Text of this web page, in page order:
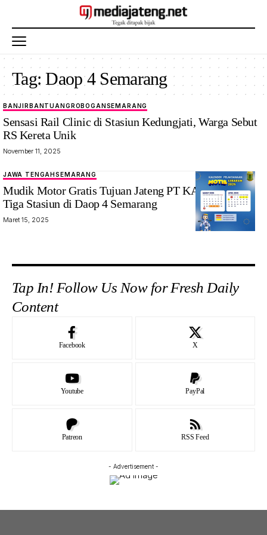
Tag:Daop 4 Semarang
BANJIRBANTUANGROBOGANSEMARANG
Sensasi Rail Clinic di Stasiun Kedungjati, Warga Sebut
RS Kereta Unik
November 11, 2025
JAWA TENGAHSEMARANG
Mudik Motor Gratis Tujuan Jateng PT KAI Siapkan
Tiga Stasiun di Daop 4 Semarang
Maret 15, 2025
Tap In! Follow Us Now for Fresh Daily
Content
Facebook X
Youtube PayPal
Patreon RSS Feed
- Advertisement -